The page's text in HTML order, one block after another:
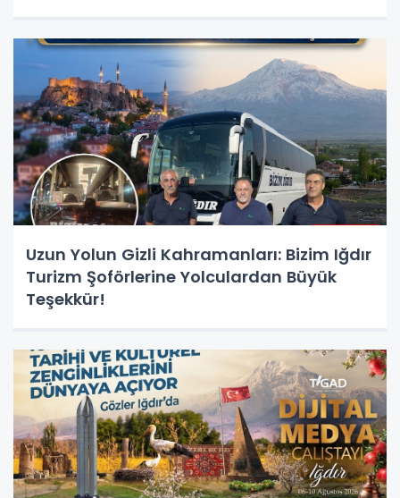
Uzun Yolun Gizli Kahramanları: Bizim Iğdır
Turizm Şoförlerine Yolculardan Büyük
Teşekkür!